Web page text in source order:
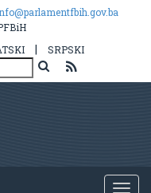
| SRPSKI